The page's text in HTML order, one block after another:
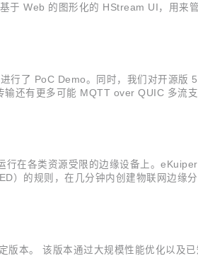
Web 的图形化的 HStream UI，用来
行了 PoC Demo。同时，我们对开源版
还有更多可能 MQTT over QUIC 多流
在各类资源受限的边缘设备上。
）的规则，在几分钟内创建物联网边缘
本。 该版本通过大规模性能优化以及